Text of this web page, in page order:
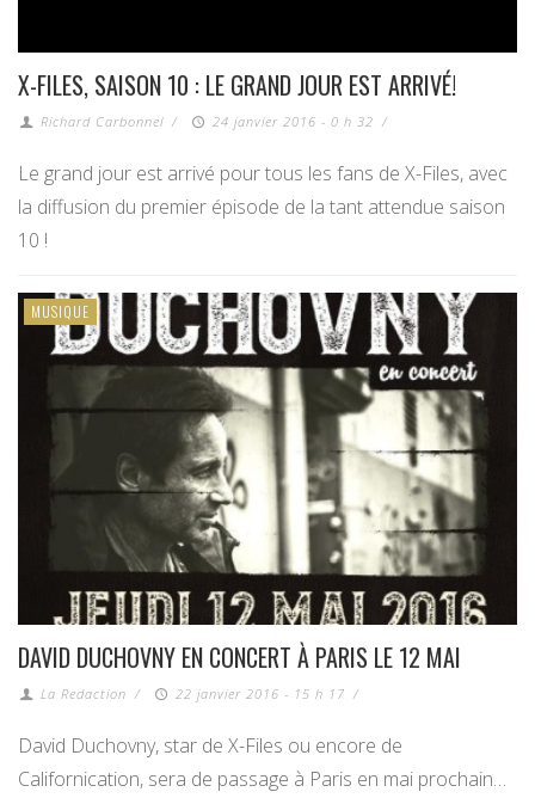
X-FILES, SAISON 10 : LE GRAND JOUR EST ARRIVÉ!
Richard Carbonnel / 24 janvier 2016 - 0 h 32 /
Le grand jour est arrivé pour tous les fans de X-Files, avec
la diffusion du premier épisode de la tant attendue saison
10 !
MUSIQUE
DAVID DUCHOVNY EN CONCERT À PARIS LE 12 MAI
La Redaction / 22 janvier 2016 - 15 h 17 /
David Duchovny, star de X-Files ou encore de
Californication, sera de passage à Paris en mai prochain…